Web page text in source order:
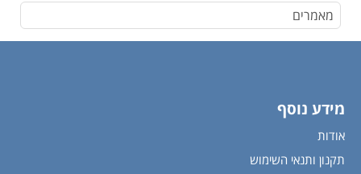
מאמרים
מידע נוסף
אודות
תקנון ותנאי השימוש